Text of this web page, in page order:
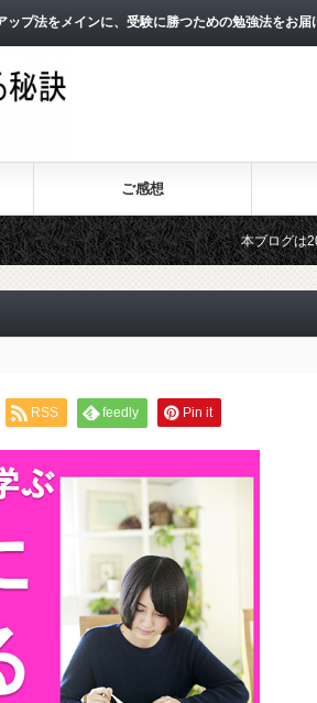
プ法をメインに、受験に勝つための勉強法をお届
ご感想
本ブログは2010年8月よ
2011年3月よりスタート
RSS feedly Pin it